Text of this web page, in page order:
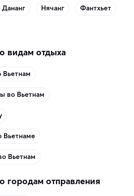
Дананг Нячанг Фантхьет
видам отдыха
Вьетнам
во Вьетнам
Вьетнаме
Вьетнам
городам отправления